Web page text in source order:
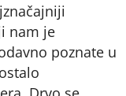
nam je
poznate u